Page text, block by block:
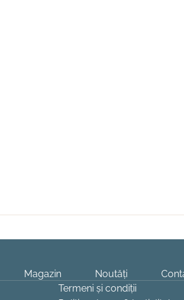
Magazin Noutăți
Termeni și condiții